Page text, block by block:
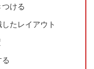
ける
たレイアウト